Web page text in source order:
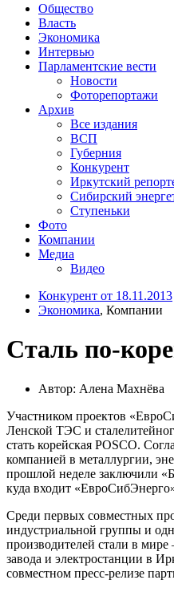
Общество
Власть
Экономика
Интервью
Парламентские вести
Новости
Фоторепортажи
Архив
Все издания
ВСП
Губерния
Конкурент
Иркутский
Сибирский
Ступеньки
Фото
Компании
Медиа
Видео
Конкурент от 18.11.2013
Экономика, Компании
Сталь по-
Автор: Алена Махнёва
Участником проектов
Ленской ТЭС и
стать корейская POSCO.
компанией в металлургии,
прошлой неделе заключили
куда входит
Среди первых совместных
индустриальной группы и
производителей стали в мире
завода и электростанции в
совместном пресс-релизе